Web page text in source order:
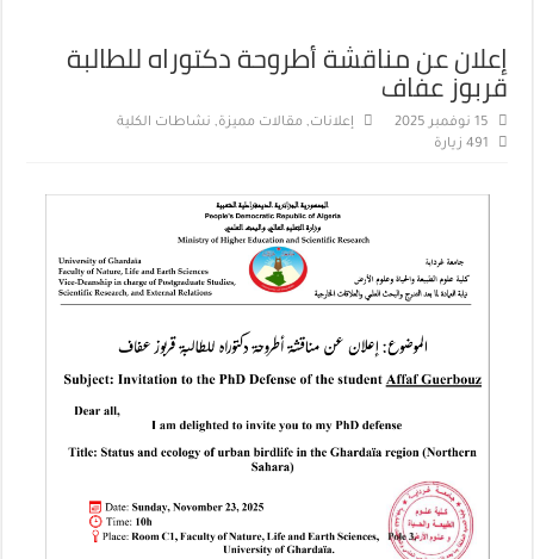
إعلان عن مناقشة أطروحة دكتوراه للطالبة
قربوز عفاف
15 نوفمبر 2025 إعلانات, مقالات مميزة, نشاطات الكلية
491 زيارة